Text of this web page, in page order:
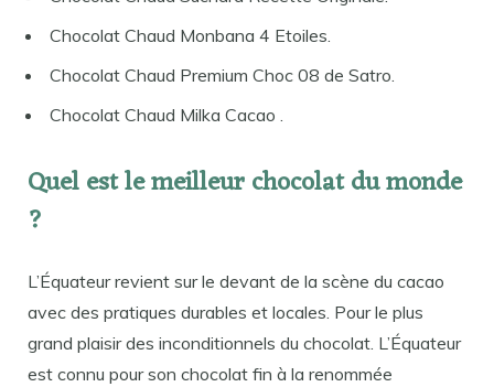
Chocolat Chaud Monbana 4 Etoiles.
Chocolat Chaud Premium Choc 08 de Satro.
Chocolat Chaud Milka Cacao .
Quel est le meilleur chocolat du monde
?
L’Équateur revient sur le devant de la scène du cacao
avec des pratiques durables et locales. Pour le plus
grand plaisir des inconditionnels du chocolat. L’Équateur
est connu pour son chocolat fin à la renommée